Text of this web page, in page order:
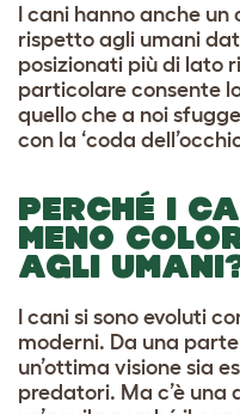
I cani hanno anche
rispetto agli umani
posizionati più di lato
particolare consente
quello che a noi
con la ‘coda
PERCHÉ I
MENO
AGLI
I cani si sono evoluti
moderni. Da una
un’ottima visione sia
predatori. Ma c’è una